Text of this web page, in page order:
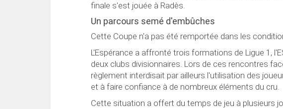
finale s'est jouée à Radès.
Un parcours semé d'embûches
Cette Coupe n'a pas été remportée dans les
L'Espérance a affronté trois formations de Ligue 1,
deux clubs divisionnaires. Lors de ces rencontres
règlement interdisait par ailleurs l'utilisation des
et à faire confiance à de nombreux éléments du cru.
Cette situation a offert du temps de jeu à plusieurs